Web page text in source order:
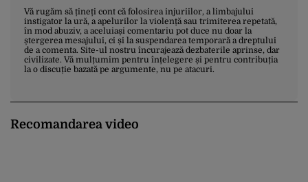
Vă rugăm să țineți cont că folosirea injuriilor, a limbajului
instigator la ură, a apelurilor la violență sau trimiterea repetată,
în mod abuziv, a aceluiași comentariu pot duce nu doar la
ștergerea mesajului, ci și la suspendarea temporară a dreptului
de a comenta. Site-ul nostru încurajează dezbaterile aprinse, dar
civilizate. Vă mulțumim pentru înțelegere și pentru contribuția
la o discuție bazată pe argumente, nu pe atacuri.
Recomandarea video